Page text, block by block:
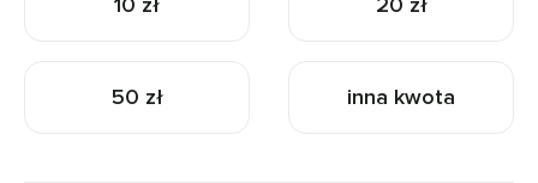
50 zł inna kwota